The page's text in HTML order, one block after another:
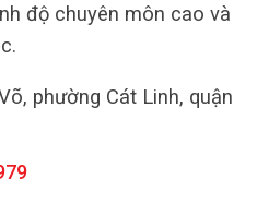
độ chuyên môn cao và
phường Cát Linh, quận